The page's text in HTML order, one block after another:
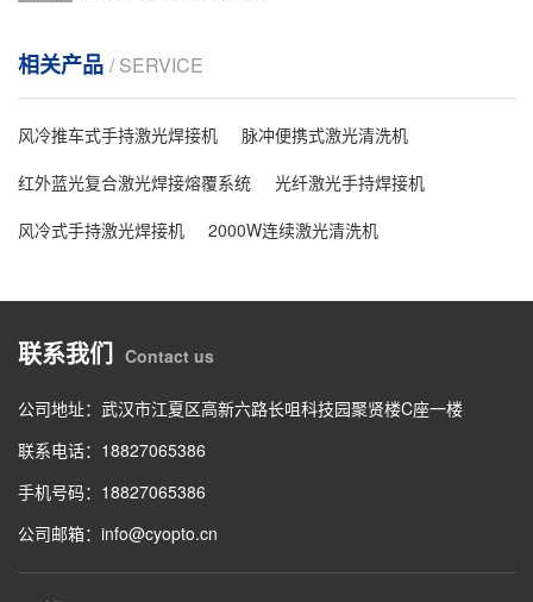
相关产品 / SERVICE
风冷推车式手持激光焊接机
脉冲便携式激光清洗机
红外蓝光复合激光焊接熔覆系统
光纤激光手持焊接机
风冷式手持激光焊接机
2000W连续激光清洗机
联系我们 Contact us
公司地址：武汉市江夏区高新六路长咀科技园聚贤楼C座一楼
联系电话：18827065386
手机号码：18827065386
公司邮箱：info@cyopto.cn